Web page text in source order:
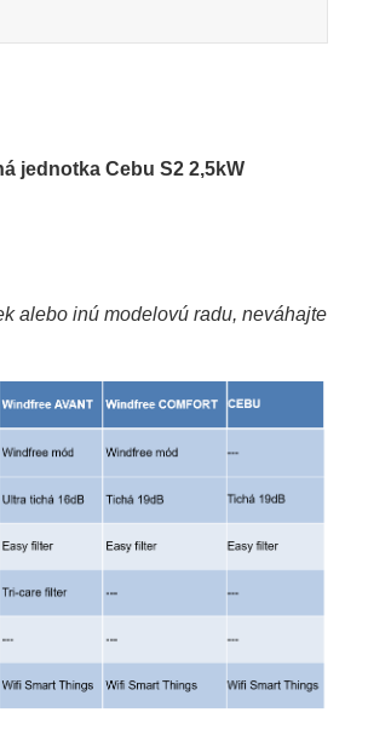
jednotka Cebu S2 2,5kW
alebo inú modelovú radu, neváhajte